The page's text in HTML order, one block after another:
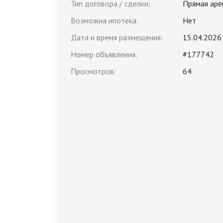
Тип договора / сделки:
Прямая
Возможна ипотека:
Нет
Дата и время размещения:
Номер объявления:
#177742
Просмотров:
64